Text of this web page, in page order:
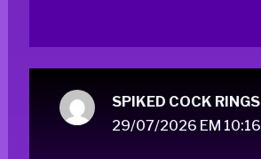
SPIKED COCK RINGS
29/07/2026 EM 10:16